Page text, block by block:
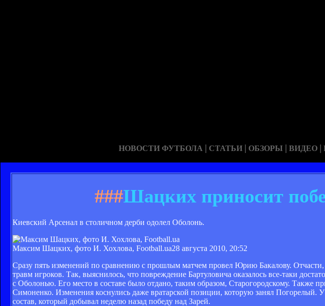
НОВОСТИ ФУТБОЛА | СТАТЬИ | ОБЗОРЫ | ВИДЕО |
###Шацких приносит
Киевский Арсенал в столичном дерби одолел Оболонь.
Максим Шацких, фото И. Хохлова, Football.ua28 августа 2010, 20:52
Сразу пять изменений по сравнению с прошлым матчем провел Юрию Бакалову. Отчасти,
травм игроков. Так, выяснилось, что повреждение Бартуловича оказалось все-таки
с Оболонью. Его место в составе было отдано, таким образом, Старогородскому. Также
Симоненко. Изменения коснулись даже вратарской позиции, которую занял Погорелый.
состав, который добывал неделю назад победу над Зарей.